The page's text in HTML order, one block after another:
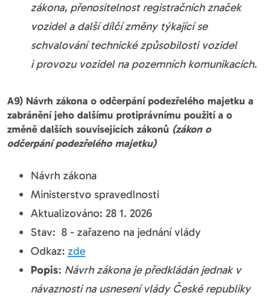
zákona, přenositelnost registračních značek
vozidel a další dílčí změny týkající se
schvalování technické způsobilosti vozidel
i provozu vozidel na pozemních komunikacích.
A9) Návrh zákona o odčerpání podezřelého majetku a
zabránění jeho dalšímu protiprávnímu použití a o
změně dalších souvisejících zákonů (zákon o
odčerpání podezřelého majetku)
Návrh zákona
Ministerstvo spravedlnosti
Aktualizováno: 28 1. 2026
Stav: 8 - zařazeno na jednání vlády
Odkaz: zde
Popis: Návrh zákona je předkládán jednak v
návaznosti na usnesení vlády České republiky